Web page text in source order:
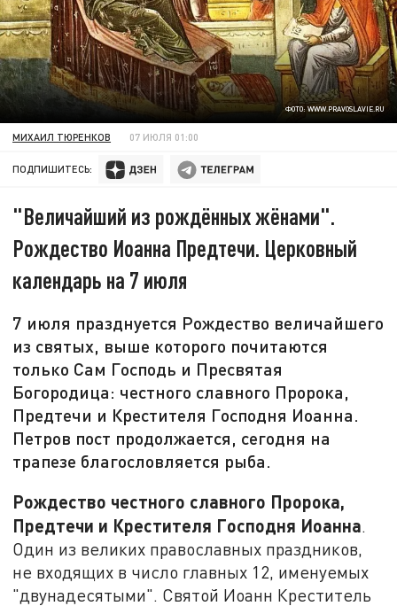
ФОТО: WWW.PRAVOSLAVIE.RU
МИХАИЛ ТЮРЕНКОВ 07 ИЮЛЯ 01:00
ПОДПИШИТЕСЬ:
"Величайший из рождённых жёнами".
Рождество Иоанна Предтечи. Церковный
календарь на 7 июля
7 июля празднуется Рождество величайшего
из святых, выше которого почитаются
только Сам Господь и Пресвятая
Богородица: честного славного Пророка,
Предтечи и Крестителя Господня Иоанна.
Петров пост продолжается, сегодня на
трапезе благословляется рыба.
Рождество честного славного Пророка,
Предтечи и Крестителя Господня Иоанна.
Один из великих православных праздников,
не входящих в число главных 12, именуемых
"двунадесятыми". Святой Иоанн Креститель